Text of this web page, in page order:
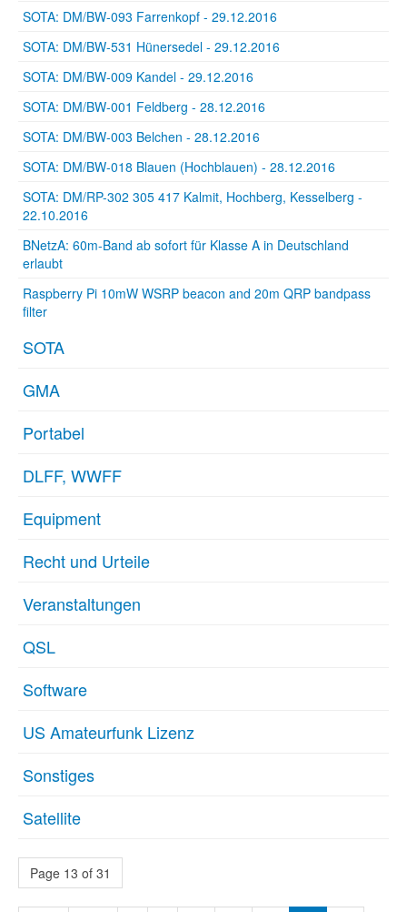
SOTA: DM/BW-093 Farrenkopf - 29.12.2016
SOTA: DM/BW-531 Hünersedel - 29.12.2016
SOTA: DM/BW-009 Kandel - 29.12.2016
SOTA: DM/BW-001 Feldberg - 28.12.2016
SOTA: DM/BW-003 Belchen - 28.12.2016
SOTA: DM/BW-018 Blauen (Hochblauen) - 28.12.2016
SOTA: DM/RP-302 305 417 Kalmit, Hochberg, Kesselberg -
22.10.2016
BNetzA: 60m-Band ab sofort für Klasse A in Deutschland
erlaubt
Raspberry Pi 10mW WSRP beacon and 20m QRP bandpass
filter
SOTA
GMA
Portabel
DLFF, WWFF
Equipment
Recht und Urteile
Veranstaltungen
QSL
Software
US Amateurfunk Lizenz
Sonstiges
Satellite
Page 13 of 31